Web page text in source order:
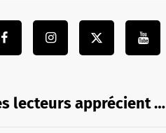
lecteurs apprécient …